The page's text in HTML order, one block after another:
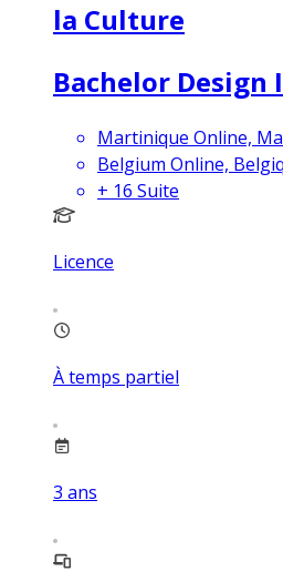
la Culture
Bachelor
Martinique Online,
Belgium Online,
+ 16 Suite
Licence
À temps partiel
3 ans